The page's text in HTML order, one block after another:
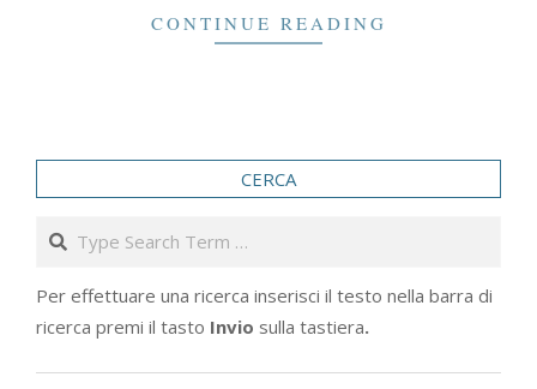
CONTINUE READING
CERCA
Search
Per effettuare una ricerca inserisci il testo nella barra di
ricerca premi il tasto Invio sulla tastiera.